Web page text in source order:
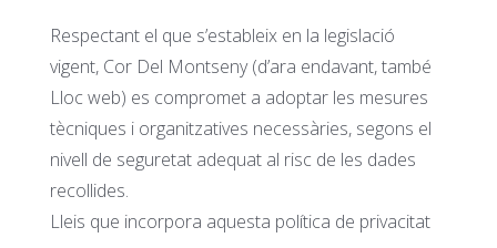
Respectant el que s’estableix en la legislació
vigent, Cor Del Montseny (d’ara endavant, també
Lloc web) es compromet a adoptar les mesures
tècniques i organitzatives necessàries, segons el
nivell de seguretat adequat al risc de les dades
recollides.
Lleis que incorpora aquesta política de privacitat